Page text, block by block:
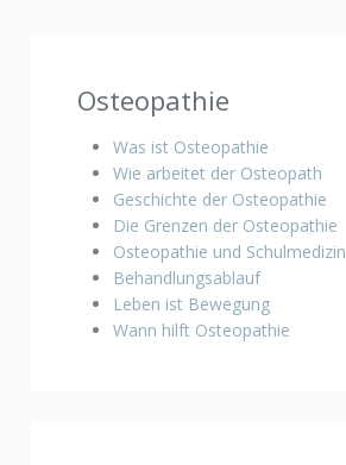
Osteopathie
Was ist Osteopathie
Wie arbeitet der Osteopath
Geschichte der Osteopathie
Die Grenzen der Osteopathie
Osteopathie und Schulmedizin
Behandlungsablauf
Leben ist Bewegung
Wann hilft Osteopathie